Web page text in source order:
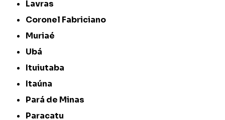
Lavras
Coronel Fabriciano
Muriaé
Ubá
Ituiutaba
Itaúna
Pará de Minas
Paracatu